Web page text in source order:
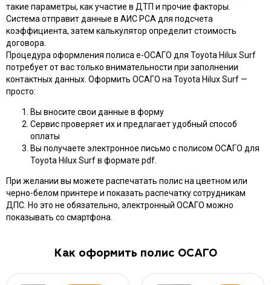
такие параметры, как участие в ДТП и прочие факторы.
Система отправит данные в АИС РСА для подсчета
коэффициента, затем калькулятор определит стоимость
договора.
Процедура оформления полиса e-ОСАГО для Toyota Hilux Surf
потребует от вас только внимательности при заполнении
контактных данных. Оформить ОСАГО на Toyota Hilux Surf —
просто:
Вы вносите свои данные в форму
Сервис проверяет их и предлагает удобный способ
оплаты
Вы получаете электронное письмо с полисом ОСАГО для
Toyota Hilux Surf в формате pdf.
При желании вы можете распечатать полис на цветном или
черно-белом принтере и показать распечатку сотрудникам
ДПС. Но это не обязательно, электронный ОСАГО можно
показывать со смартфона.
Как оформить полис ОСАГО